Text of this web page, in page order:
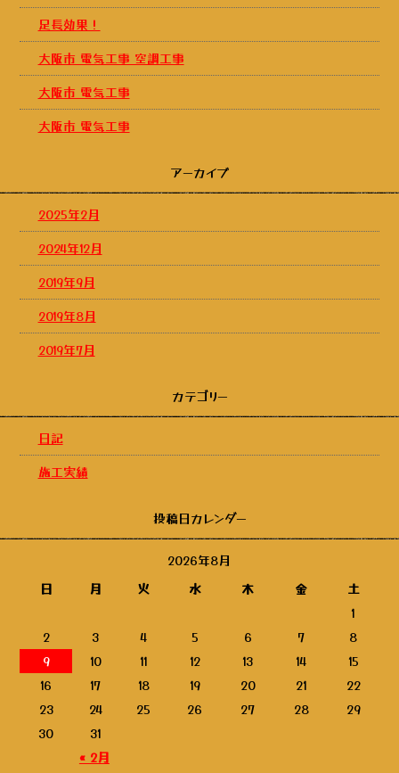
足長効果！
大阪市 電気工事 空調工事
大阪市 電気工事
大阪市 電気工事
アーカイブ
2025年2月
2024年12月
2019年9月
2019年8月
2019年7月
カテゴリー
日記
施工実績
投稿日カレンダー
2026年8月
日
月 火 水 木 金 土
« 2月
1
2
3 4 5 6 7
8
9
10 11 12 13 14
15
16
17 18 19 20 21
22
23
24 25 26 27 28
29
30
31